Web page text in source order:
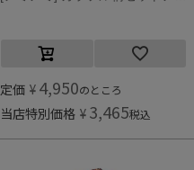
定価 ¥ 4,950のところ
当店特別価格 ¥ 3,465税込